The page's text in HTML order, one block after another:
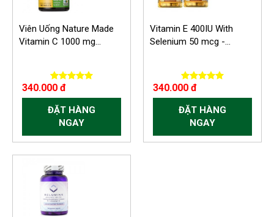
Viên Uống Nature Made
Vitamin C 1000 mg...
340.000 đ
ĐẶT HÀNG
NGAY
Vitamin E 400IU With
Selenium 50 mcg -...
340.000 đ
ĐẶT HÀNG
NGAY